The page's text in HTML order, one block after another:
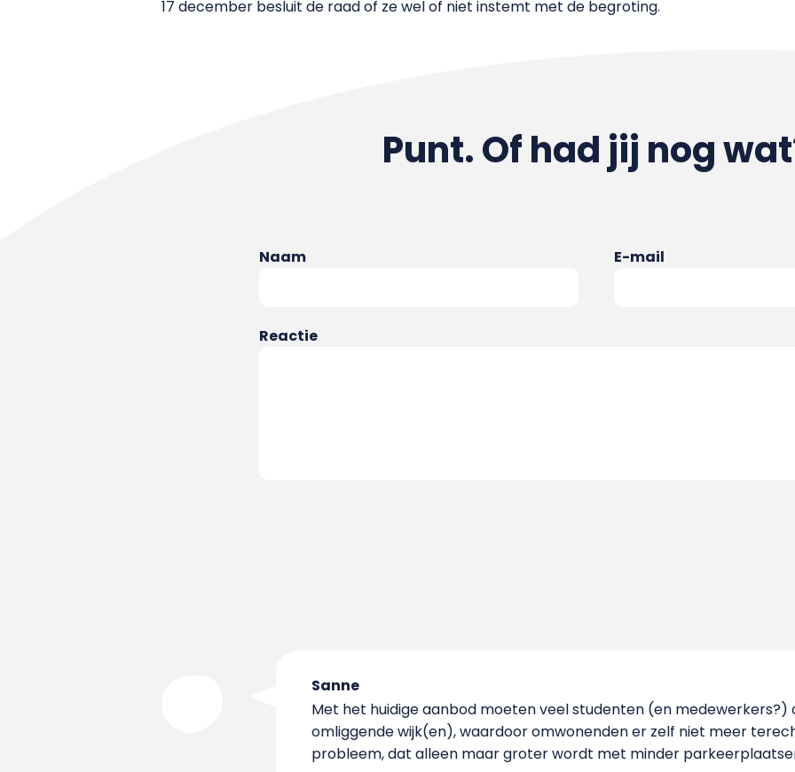
17 december besluit de raad of ze wel of niet instemt met de begroting.
Punt. Of had jij nog
Naam E-mail
Reactie
Sanne
Met het huidige aanbod moeten veel studenten (en medewerkers?)
omliggende wijk(en), waardoor omwonenden er zelf niet meer
probleem, dat alleen maar groter wordt met minder